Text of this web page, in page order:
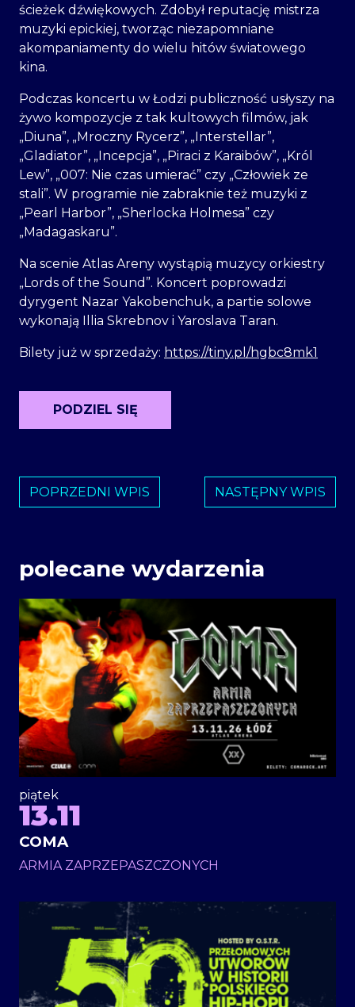
ścieżek dźwiękowych. Zdobył reputację mistrza
muzyki epickiej, tworząc niezapomniane
akompaniamenty do wielu hitów światowego
kina.
Podczas koncertu w Łodzi publiczność usłyszy na
żywo kompozycje z tak kultowych filmów, jak
„Diuna”, „Mroczny Rycerz”, „Interstellar”,
„Gladiator”, „Incepcja”, „Piraci z Karaibów”, „Król
Lew”, „007: Nie czas umierać” czy „Człowiek ze
stali”. W programie nie zabraknie też muzyki z
„Pearl Harbor”, „Sherlocka Holmesa” czy
„Madagaskaru”.
Na scenie Atlas Areny wystąpią muzycy orkiestry
„Lords of the Sound”. Koncert poprowadzi
dyrygent Nazar Yakobenchuk, a partie solowe
wykonają Illia Skrebnov i Yaroslava Taran.
Bilety już w sprzedaży: https://tiny.pl/hgbc8mk1
PODZIEL SIĘ
POPRZEDNI WPIS NASTĘPNY WPIS
polecane wydarzenia
piątek
13.11
COMA
ARMIA ZAPRZEPASZCZONYCH